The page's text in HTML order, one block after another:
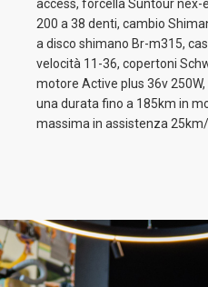
access, forcella Suntour nex-
200 a 38 denti, cambio
a disco shimano Br-m315,
velocità 11-36, copertoni
motore Active plus 36v
una durata fino a 185km in
massima in assistenza 25km/